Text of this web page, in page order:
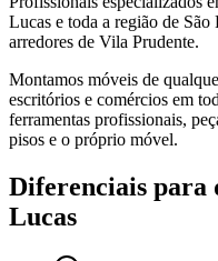
Lucas e toda a região de São
arredores de Vila Prudente.
Montamos móveis de
escritórios e comércios em
ferramentas profissionais,
pisos e o próprio móvel.
Diferenciais para
Lucas